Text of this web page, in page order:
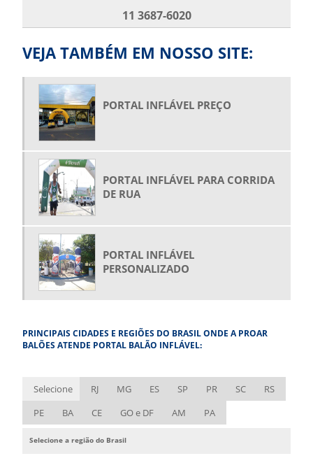
BOLAS GIGANTES PARA SHOW
BONECO INFLÁVEL GIGANTE PREÇO
BONECO INFLÁVEL PROMOCIONAL
BONECO INFLÁVEL PUBLICIDADE
BONECO PAPAI NOEL INFLÁVEL
COMPRAR BALÃO INFLÁVEL
COMPRAR FANTASIA INFLÁVEL
COMPRAR GARRAFAS INFLÁVEIS
COMPRAR ROOFTOP
COMPRAR TENDA INFLÁVEL
COMPRAR TÚNEL INFLÁVEL
EMPRESA DE BONECOS INFLÁVEIS
EMPRESA DE INFLÁVEIS
ESTANDE INFLÁVEL
11 3687-6020
VEJA TAMBÉM EM NOSSO SITE:
PORTAL INFLÁVEL PREÇO
PORTAL INFLÁVEL PARA CORRIDA
DE RUA
PORTAL INFLÁVEL
PERSONALIZADO
PRINCIPAIS CIDADES E REGIÕES DO BRASIL ONDE A PROAR
BALÕES ATENDE PORTAL BALÃO INFLÁVEL:
Selecione RJ MG ES SP PR SC
RS
PE
BA CE GO e DF AM PA
Selecione a região do Brasil